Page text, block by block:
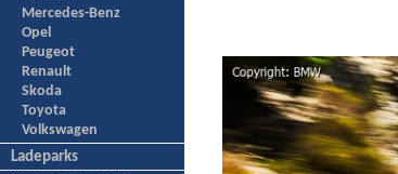
Mercedes-Benz
Opel
Peugeot
Renault
Skoda
Toyota
Volkswagen
Ladeparks